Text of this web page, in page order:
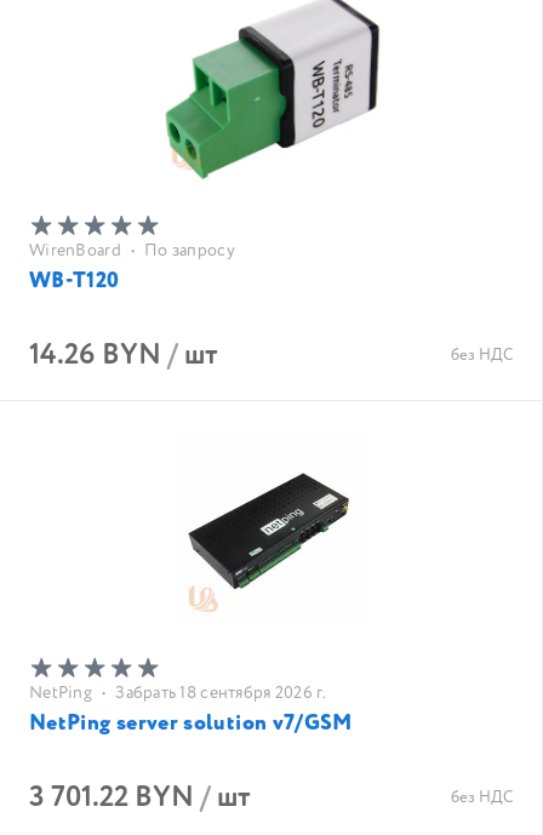
WirenBoard • По запросу
WB-T120
14.26 BYN/шт без НДС
NetPing • Забрать 18 сентября 2026 г.
NetPing server solution v7/GSM
3 701.22 BYN/шт без НДС